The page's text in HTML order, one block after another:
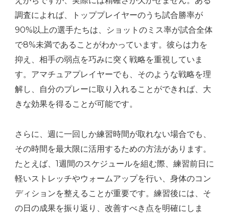
調査によれば、トッププレイヤーのうち試合勝率が
90%以上の選手たちは、ショットのミス率が試合全体
で8%未満であることがわかっています。彼らは力を
抑え、相手の弱点を巧みに突く戦略を重視していま
す。アマチュアプレイヤーでも、そのような戦略を理
解し、自分のプレーに取り入れることができれば、大
きな効果を得ることが可能です。
さらに、週に一回しか練習時間が取れない場合でも、
その時間を最大限に活用するための方法があります。
たとえば、1週間のスケジュールを組む際、練習前日に
軽いストレッチやウォームアップを行い、身体のコン
ディションを整えることが重要です。練習後には、そ
の日の成果を振り返り、改善すべき点を明確にしま